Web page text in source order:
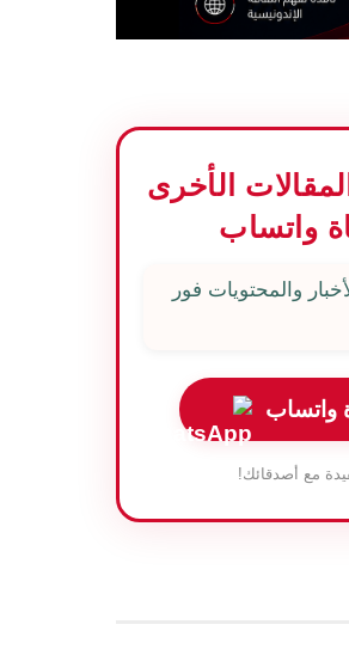
الأخرى
واتساب
والمحتويات فور
واتساب
مع أصدقائك!